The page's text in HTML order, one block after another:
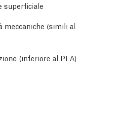
superficiale
meccaniche (simili al
(inferiore al PLA)